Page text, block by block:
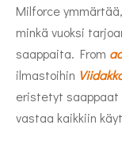
Milforce
minkä vuoksi
saappaita. From
ilmastoihin
eristetyt saappaat
vastaa kaikkiin